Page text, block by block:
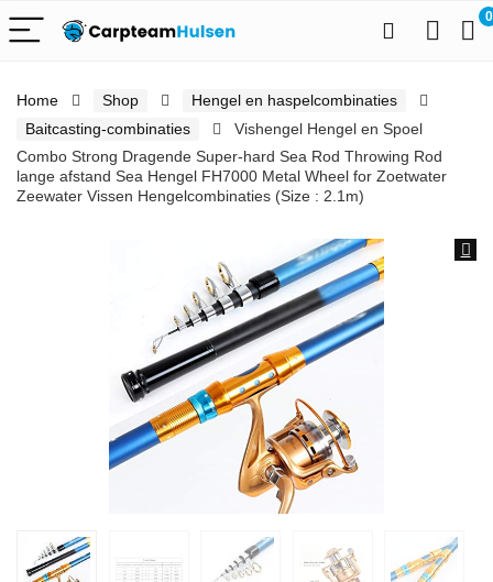
0
Home Shop
Hengel en haspelcombinaties
Baitcasting-combinaties
Vishengel Hengel en Spoel
Combo Strong Dragende Super-hard Sea Rod Throwing Rod
lange afstand Sea Hengel FH7000 Metal Wheel for Zoetwater
Zeewater Vissen Hengelcombinaties (Size : 2.1m)